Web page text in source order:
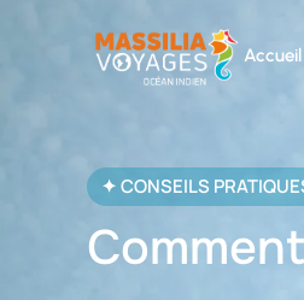
Accueil
✦CONSEILS